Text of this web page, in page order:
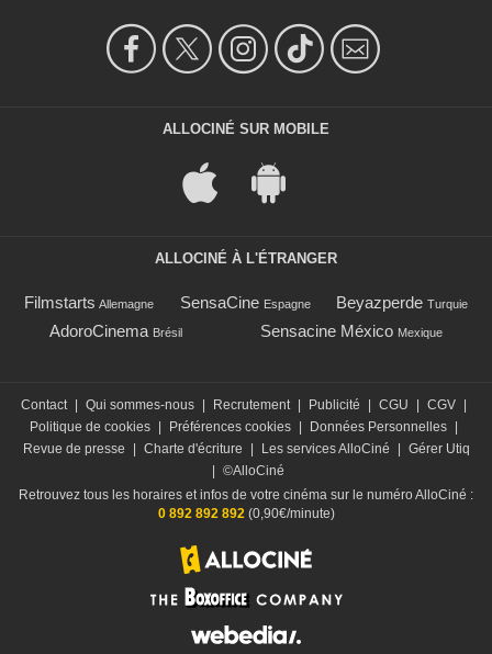
ALLOCINÉ SUR MOBILE
ALLOCINÉ À L'ÉTRANGER
Filmstarts Allemagne SensaCine Espagne Beyazperde Turquie
AdoroCinema Brésil Sensacine México Mexique
Contact | Qui sommes-nous | Recrutement | Publicité | CGU | CGV |
Politique de cookies | Préférences cookies | Données Personnelles |
Revue de presse
| Charte d'écriture | Les services AlloCiné | Gérer Utiq
| ©AlloCiné
Retrouvez tous les horaires et infos de votre cinéma sur le numéro AlloCiné :
0 892 892 892(0,90€/minute)